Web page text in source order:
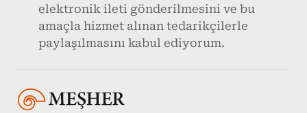
elektronik ileti gönderilmesini ve bu
amaçla hizmet alınan tedarikçilerle
paylaşılmasını kabul ediyorum.